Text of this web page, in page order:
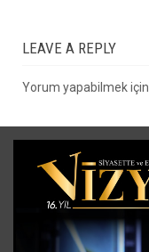
LEAVE A REPLY
Yorum yapabilmek için